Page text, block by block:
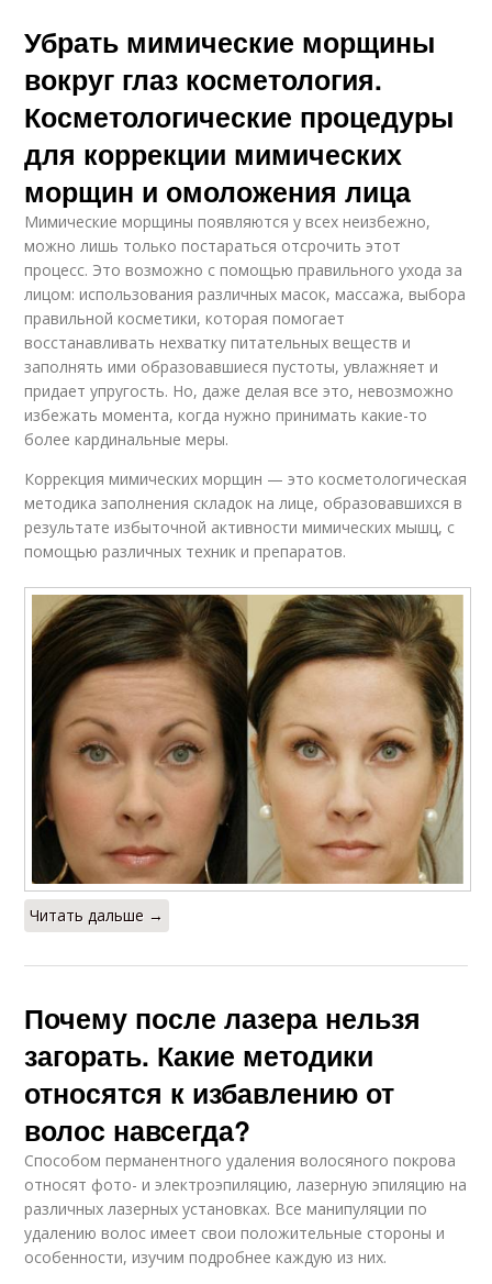
Убрать мимические морщины
вокруг глаз косметология.
Косметологические процедуры
для коррекции мимических
морщин и омоложения лица
Мимические морщины появляются у всех неизбежно,
можно лишь только постараться отсрочить этот
процесс. Это возможно с помощью правильного ухода за
лицом: использования различных масок, массажа, выбора
правильной косметики, которая помогает
восстанавливать нехватку питательных веществ и
заполнять ими образовавшиеся пустоты, увлажняет и
придает упругость. Но, даже делая все это, невозможно
избежать момента, когда нужно принимать какие-то
более кардинальные меры.
Коррекция мимических морщин — это косметологическая
методика заполнения складок на лице, образовавшихся в
результате избыточной активности мимических мышц, с
помощью различных техник и препаратов.
Читать дальше →
Почему после лазера нельзя
загорать. Какие методики
относятся к избавлению от
волос навсегда?
Способом перманентного удаления волосяного покрова
относят фото- и электроэпиляцию, лазерную эпиляцию на
различных лазерных установках. Все манипуляции по
удалению волос имеет свои положительные стороны и
особенности, изучим подробнее каждую из них.